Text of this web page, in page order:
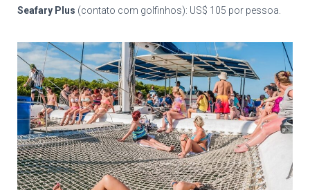
Seafary Plus (contato com golfinhos): US$ 105 por pessoa.